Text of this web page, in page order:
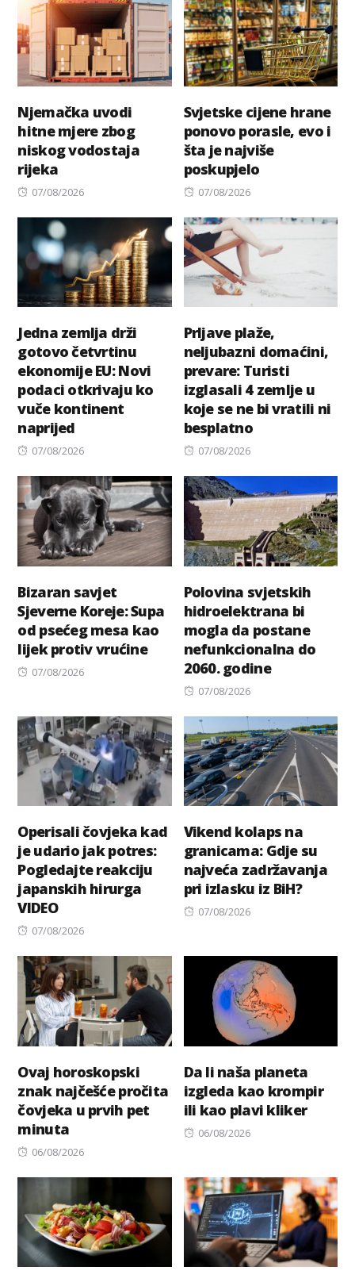
Njemačka uvodi
hitne mjere zbog
niskog vodostaja
rijeka
Posted
07/08/2026
Svjetske cijene hrane
ponovo porasle, evo i
šta je najviše
poskupjelo
Posted
07/08/2026
Jedna zemlja drži
gotovo četvrtinu
ekonomije EU: Novi
podaci otkrivaju ko
vuče kontinent
naprijed
Posted
07/08/2026
Prljave plaže,
neljubazni domaćini,
prevare: Turisti
izglasali 4 zemlje u
koje se ne bi vratili ni
besplatno
Posted
07/08/2026
Bizaran savjet
Sjeverne Koreje: Supa
od psećeg mesa kao
lijek protiv vrućine
Posted
07/08/2026
Polovina svjetskih
hidroelektrana bi
mogla da postane
nefunkcionalna do
2060. godine
Posted
07/08/2026
Operisali čovjeka kad
je udario jak potres:
Pogledajte reakciju
japanskih hirurga
VIDEO
Posted
07/08/2026
Vikend kolaps na
granicama: Gdje su
najveća zadržavanja
pri izlasku iz BiH?
Posted
07/08/2026
Ovaj horoskopski
znak najčešće pročita
čovjeka u prvih pet
minuta
Posted
06/08/2026
Da li naša planeta
izgleda kao krompir
ili kao plavi kliker
Posted
06/08/2026